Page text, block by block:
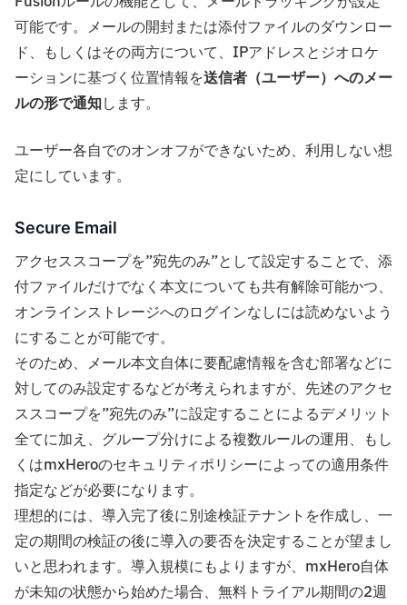
可能です。メールの開封または添付ファイルのダウンロー
ド、もしくはその両方について、IPアドレスとジオロケ
ーションに基づく位置情報を送信者（ユーザー）へのメー
ルの形で通知します。
ユーザー各自でのオンオフができないため、利用しない想
定にしています。
Secure Email
アクセススコープを”宛先のみ”として設定することで、添
付ファイルだけでなく本文についても共有解除可能かつ、
オンラインストレージへのログインなしには読めないよう
にすることが可能です。
そのため、メール本文自体に要配慮情報を含む部署などに
対してのみ設定するなどが考えられますが、先述のアクセ
ススコープを”宛先のみ”に設定することによるデメリット
全てに加え、グループ分けによる複数ルールの運用、もし
くはmxHeroのセキュリティポリシーによっての適用条件
指定などが必要になります。
理想的には、導入完了後に別途検証テナントを作成し、一
定の期間の検証の後に導入の要否を決定することが望まし
いと思われます。導入規模にもよりますが、mxHero自体
が未知の状態から始めた場合、無料トライアル期間の2週